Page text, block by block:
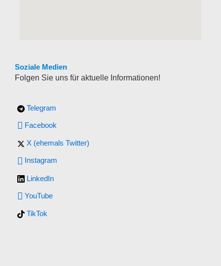
Soziale Medien
Folgen Sie uns für aktuelle Informationen!
Telegram
Facebook
X (ehemals Twitter)
Instagram
LinkedIn
YouTube
TikTok